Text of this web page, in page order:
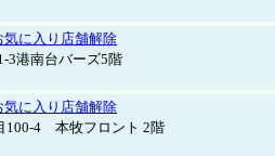
気に入り店舗解除
3港南台バーズ5階
気に入り店舗解除
100-4 本牧フロント 2階